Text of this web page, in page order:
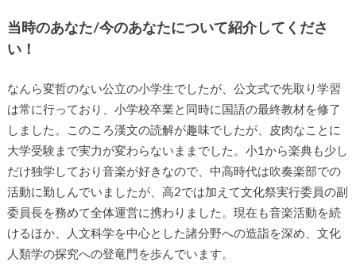
当時のあなた/今のあなたについて紹介してくださ
い！
なんら変哲のない公立の小学生でしたが、公文式で先取り学習
は常に行っており、小学校卒業と同時に国語の最終教材を修了
しました。このころ漢文の読解が趣味でしたが、皮肉なことに
大学受験まで実力が変わらないままでした。小1から楽典も少し
だけ独学しており音楽が好きなので、中高時代は吹奏楽部での
活動に勤しんでいましたが、高2では加えて文化祭実行委員の副
委員長を務めて全体運営に携わりました。現在も音楽活動を続
けるほか、人文科学を中心とした諸分野への造詣を深め、文化
人類学の探究への登竜門を歩んでいます。